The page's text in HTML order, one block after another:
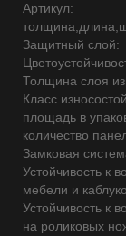
Артикул:
Защитный слой:
Толщина слоя
Класс
площадь в
количество
Замковая
Устойчивость к
мебели и
Устойчивость к
на роликовых